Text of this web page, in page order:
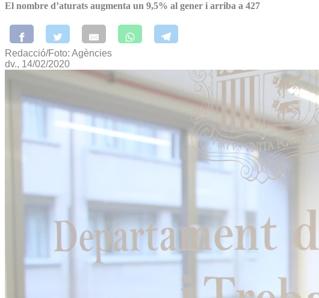
El nombre d’aturats augmenta un 9,5% al gener i arriba a 427
Redacció/Foto: Agències
dv., 14/02/2020